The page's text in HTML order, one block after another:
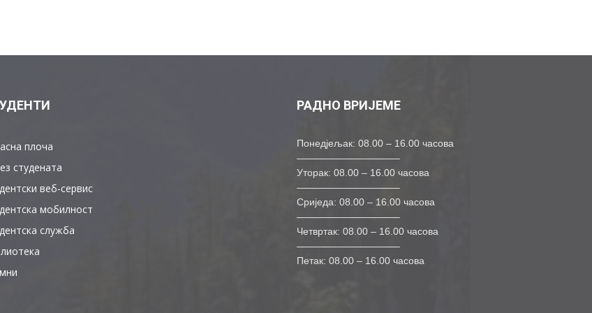
плоча
студената
веб-сервис
мобилност
служба
РАДНО ВРИЈЕМЕ
Понедјељак: 08.00 – 16.00 часова
——————————–
Уторак: 08.00 – 16.00 часова
——————————–
Сриједа: 08.00 – 16.00 часова
——————————–
Четвртак: 08.00 – 16.00 часова
——————————–
Петак: 08.00 – 16.00 часова